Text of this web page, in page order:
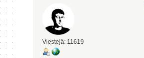
Viestejä: 11619